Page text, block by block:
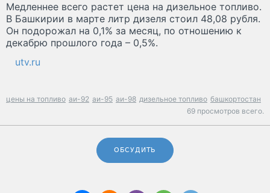
Медленнее всего растет цена на дизельное топливо.
В Башкирии в марте литр дизеля стоил 48,08 рубля.
Он подорожал на 0,1% за месяц, по отношению к
декабрю прошлого года – 0,5%.
utv.ru
цены на топливо аи-92 аи-95 аи-98 дизельное топливо башкортостан
69 просмотров всего.
ОБСУДИТЬ